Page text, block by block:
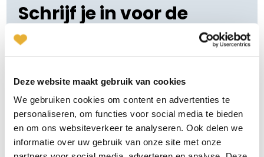
Deze website maakt gebruik van cookies
We gebruiken cookies om content en advertenties te
personaliseren, om functies voor social media te bieden
en om ons websiteverkeer te analyseren. Ook delen we
informatie over uw gebruik van onze site met onze
Schrijf je in voor de
nieuwsbrief
♥
"*" geeft vereiste velden aan
Naam
*